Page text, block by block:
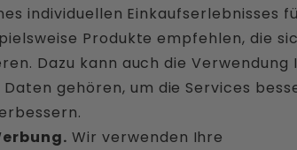
individuellen Einkaufserlebnisses
Produkte empfehlen, die
Dazu kann auch die Verwendung
gehören, um die Services
Wir verwenden Ihre